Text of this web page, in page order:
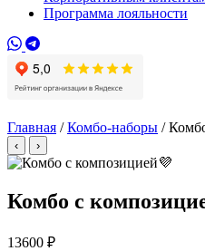
Программа лояльности
Главная /Комбо-наборы /
‹ ›
Комбо с
13600 ₽